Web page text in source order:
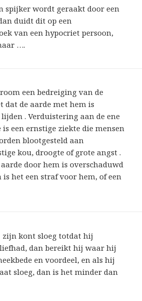
spijker wordt geraakt door een
duidt dit op een
van een hypocriet persoon,
….
een ​​bedreiging van de
dat de aarde met hem is
. Verduistering aan de ene
een ernstige ziekte die mensen
blootgesteld aan
kou, droogte of grote angst .
door hem is overschaduwd
is het een straf voor hem, of een
zijn kont sloeg totdat hij
dan bereikt hij waar hij
en voordeel, en als hij
sloeg, dan is het minder dan